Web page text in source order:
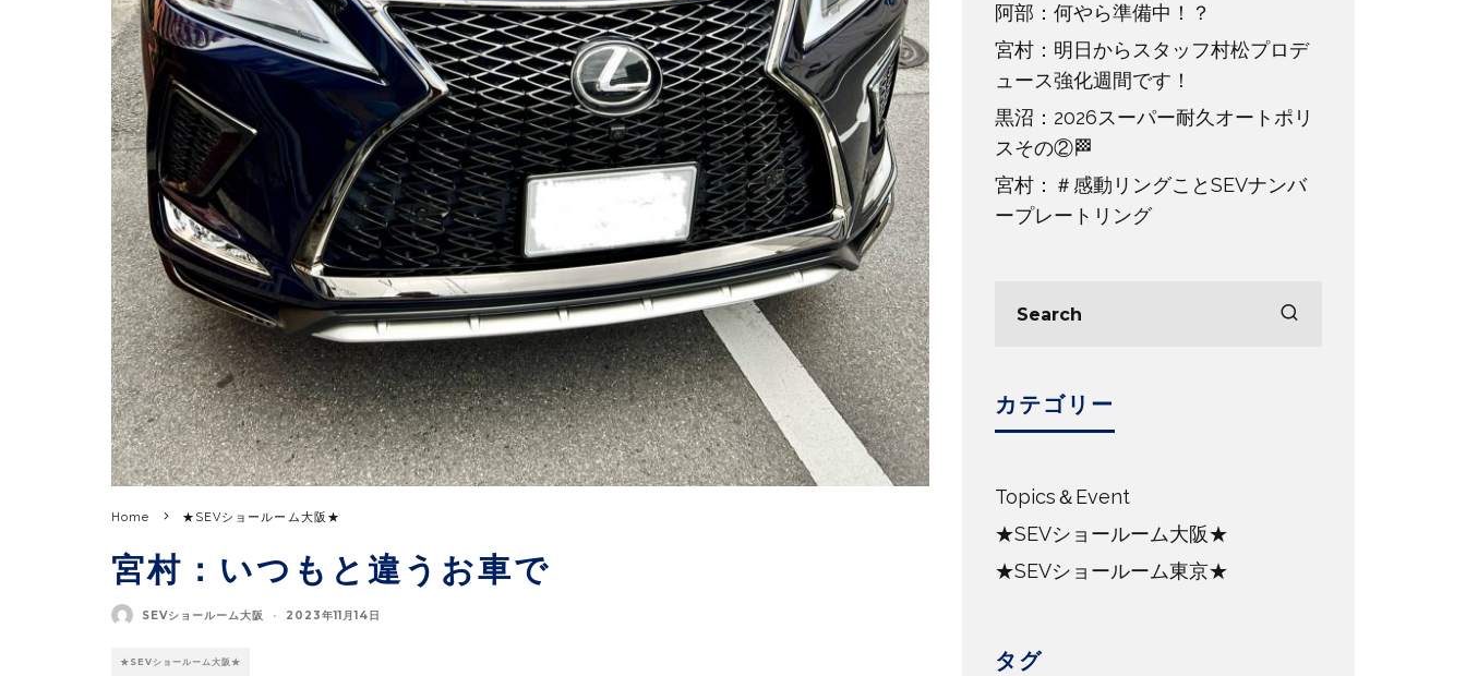
Home ★SEVショールーム大阪★
宮村：いつもと違うお車で
SEVショールーム大阪 · 2023年11月14日
★SEVショールーム大阪★
阿部：何やら準備中！？
宮村：明日からスタッフ村松プロデ
ュース強化週間です！
黒沼：2026スーパー耐久オートポリ
スその②🏁
宮村：＃感動リングことSEVナンバ
ープレートリング
カテゴリー
Topics＆Event
★SEVショールーム大阪★
★SEVショールーム東京★
タグ